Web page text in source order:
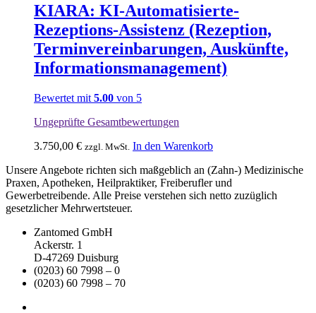
KIARA: KI-Automatisierte-
Rezeptions-Assistenz (Rezeption,
Terminvereinbarungen, Auskünfte,
Informationsmanagement)
Bewertet mit 5.00 von 5
Ungeprüfte Gesamtbewertungen
3.750,00 € zzgl. MwSt. In den Warenkorb
Unsere Angebote richten sich maßgeblich an (Zahn-) Medizinische
Praxen, Apotheken, Heilpraktiker, Freiberufler und
Gewerbetreibende. Alle Preise verstehen sich netto zuzüglich
gesetzlicher Mehrwertsteuer.
Zantomed GmbH
Ackerstr. 1
D-47269 Duisburg
(0203) 60 7998 – 0
(0203) 60 7998 – 70